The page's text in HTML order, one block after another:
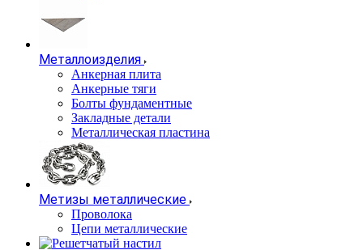
Металлоизделия
Анкерная плита
Анкерные тяги
Болты фундаментные
Закладные детали
Металлическая пластина
Метизы металлические
Проволока
Цепи металлические